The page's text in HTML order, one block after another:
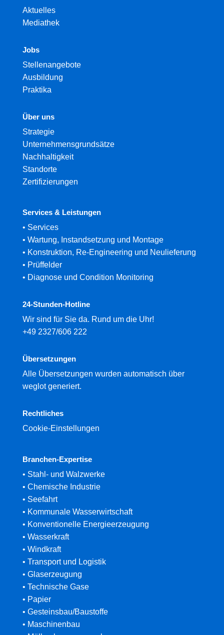
Aktuelles
Mediathek
Jobs
Stellenangebote
Ausbildung
Praktika
Über uns
Strategie
Unternehmensgrundsätze
Nachhaltigkeit
Standorte
Zertifizierungen
Services & Leistungen
• Services
• Wartung, Instandsetzung und Montage
• Konstruktion, Re-Engineering und Neulieferung
• Prüffelder
• Diagnose und Condition Monitoring
24-Stunden-Hotline
Wir sind für Sie da. Rund um die Uhr!
+49 2327/606 222
Übersetzungen
Alle Übersetzungen wurden automatisch über
weglot generiert.
Rechtliches
Cookie-Einstellungen
Branchen-Expertise
• Stahl- und Walzwerke
• Chemische Industrie
• Seefahrt
• Kommunale Wasserwirtschaft
• Konventionelle Energieerzeugung
• Wasserkraft
• Windkraft
• Transport und Logistik
• Glaserzeugung
• Technische Gase
• Papier
• Gesteinsbau/Baustoffe
• Maschinenbau